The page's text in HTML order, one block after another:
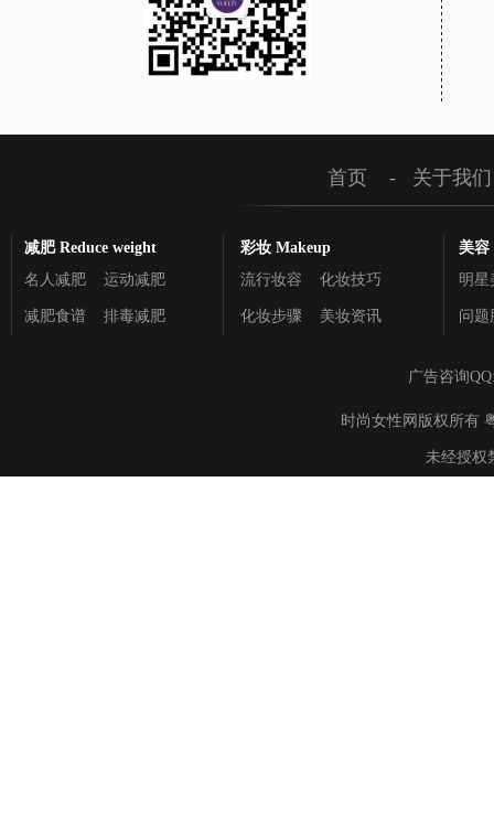
首页 - 关于我们
减肥 Reduce weight
名人减肥
运动减肥
减肥食谱 排毒减肥
彩妆 Makeup
流行妆容
化妆技巧
化妆步骤 美妆资讯
美容
明星
问题
广告咨询
时尚女性网版权所有
未经授权